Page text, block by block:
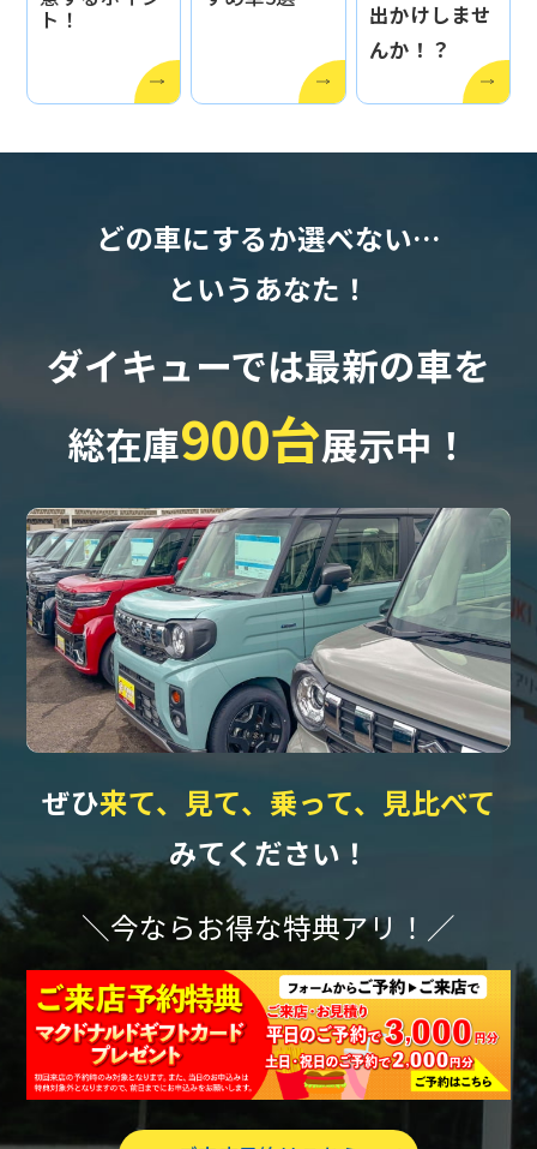
ト！
出かけしませ
んか！？
どの車にするか選べない…
というあなた！
ダイキューでは最新の車を
総在庫900台展示中！
ぜひ来て、見て、乗って、見比べて
みてください！
＼今ならお得な特典アリ！／